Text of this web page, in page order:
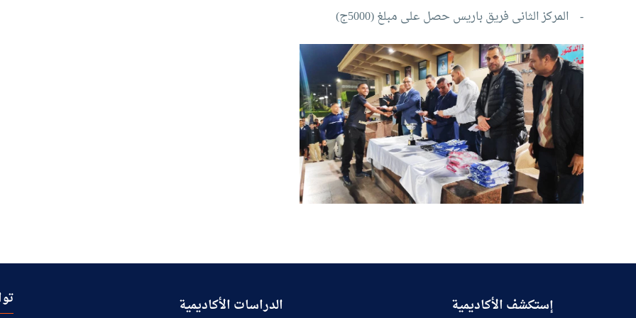
- المركز الثانى فريق باريس حصل على مبلغ (5000ج)
إستكشف الأكاديمية الدراسات الأكاديمية